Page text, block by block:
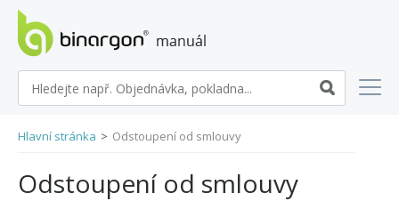
Hlavní stránka > Odstoupení od smlouvy
Odstoupení od smlouvy